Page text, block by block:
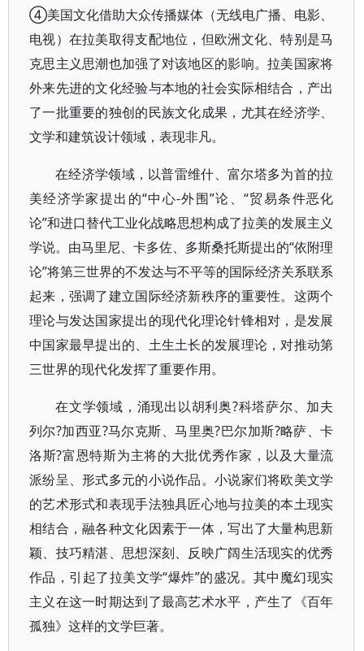
④美国文化借助大众传播媒体（无线电广播、电影、
电视）在拉美取得支配地位，但欧洲文化、特别是马
克思主义思潮也加强了对该地区的影响。拉美国家将
外来先进的文化经验与本地的社会实际相结合，产出
了一批重要的独创的民族文化成果，尤其在经济学、
文学和建筑设计领域，表现非凡。
在经济学领域，以普雷维什、富尔塔多为首的拉
美经济学家提出的“中心-外围”论、“贸易条件恶化
论”和进口替代工业化战略思想构成了拉美的发展主义
学说。由马里尼、卡多佐、多斯桑托斯提出的“依附理
论”将第三世界的不发达与不平等的国际经济关系联系
起来，强调了建立国际经济新秩序的重要性。这两个
理论与发达国家提出的现代化理论针锋相对，是发展
中国家最早提出的、土生土长的发展理论，对推动第
三世界的现代化发挥了重要作用。
在文学领域，涌现出以胡利奥?科塔萨尔、加夫
列尔?加西亚?马尔克斯、马里奥?巴尔加斯?略萨、卡
洛斯?富恩特斯为主将的大批优秀作家，以及大量流
派纷呈、形式多元的小说作品。小说家们将欧美文学
的艺术形式和表现手法独具匠心地与拉美的本土现实
相结合，融各种文化因素于一体，写出了大量构思新
颖、技巧精湛、思想深刻、反映广阔生活现实的优秀
作品，引起了拉美文学“爆炸”的盛况。其中魔幻现实
主义在这一时期达到了最高艺术水平，产生了《百年
孤独》这样的文学巨著。